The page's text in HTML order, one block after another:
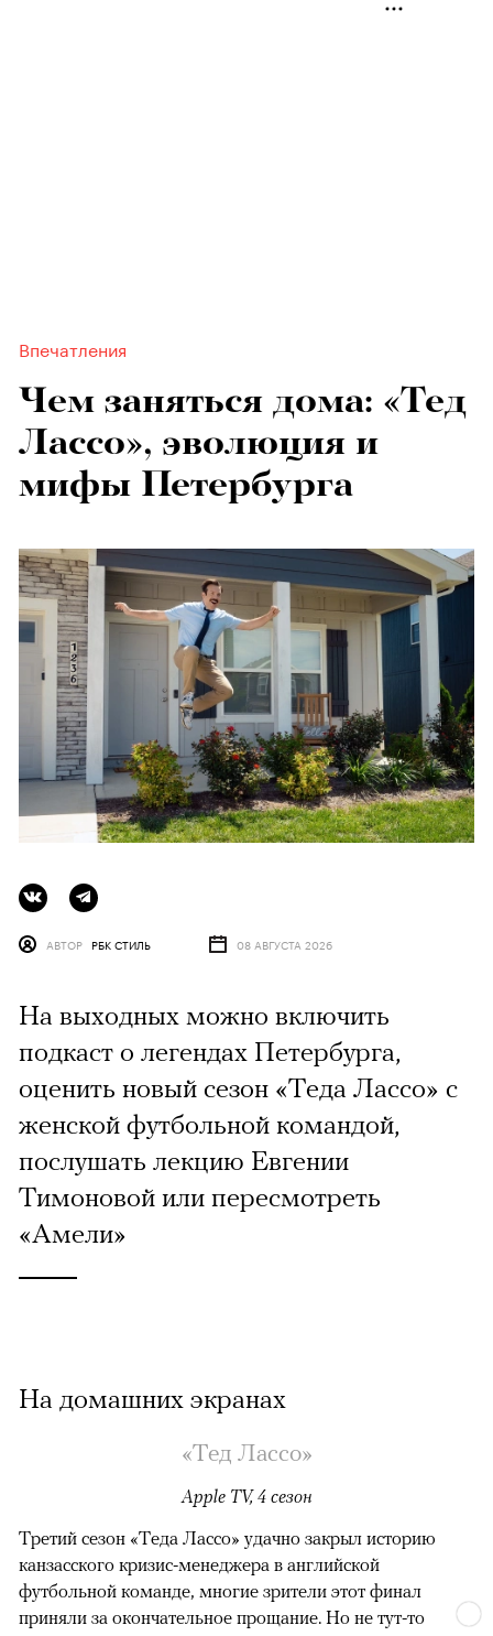
Впечатления
Чем заняться дома: «Тед
Лассо», эволюция и
мифы Петербурга
АВТОР РБК СТИЛЬ 08 АВГУСТА 2026
На выходных можно включить
подкаст о легендах Петербурга,
оценить новый сезон «Теда Лассо» с
женской футбольной командой,
послушать лекцию Евгении
Тимоновой или пересмотреть
«Амели»
На домашних экранах
«Тед Лассо»
Apple TV, 4 сезон
Третий сезон «Теда Лассо» удачно закрыл историю
канзасского кризис-менеджера в английской
футбольной команде, многие зрители этот финал
приняли за окончательное прощание. Но не тут-то